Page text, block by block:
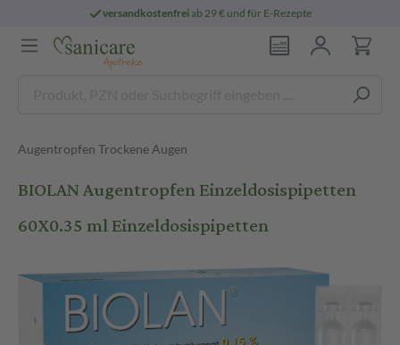
versandkostenfreiab 29 € und für E-Rezepte
Augentropfen Trockene Augen
BIOLAN Augentropfen Einzeldosispipetten
60X0.35 ml Einzeldosispipetten